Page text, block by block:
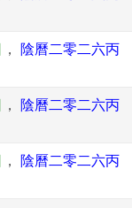
，
陰曆二零二六丙
，
陰曆二零二六丙
，
陰曆二零二六丙